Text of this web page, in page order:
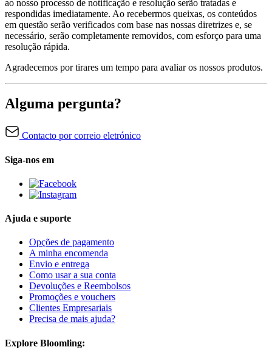
ao nosso processo de notificação e resolução serão tratadas e
respondidas imediatamente. Ao recebermos queixas, os conteúdos
em questão serão verificados com base nas nossas diretrizes e, se
necessário, serão completamente removidos, com esforço para uma
resolução rápida.
Agradecemos por tirares um tempo para avaliar os nossos produtos.
Alguma pergunta?
Contacto por correio eletrónico
Siga-nos em
Ajuda e suporte
Opções de pagamento
A minha encomenda
Envio e entrega
Como usar a sua conta
Devoluções e Reembolsos
Promoções e vouchers
Clientes Empresariais
Precisa de mais ajuda?
Explore Bloomling: